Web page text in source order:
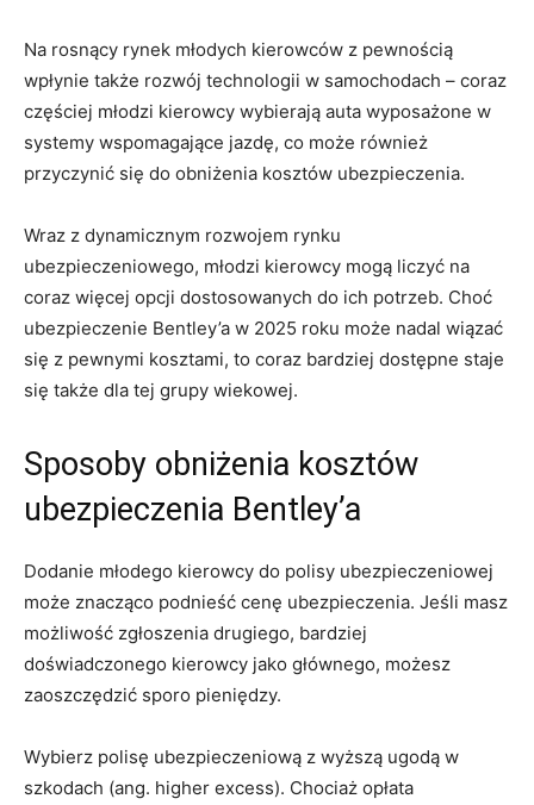
Na rosnący rynek młodych ​kierowców ‍z ⁣pewnością
wpłynie także rozwój technologii w samochodach –‍ coraz
częściej młodzi ​kierowcy wybierają⁢ auta wyposażone w
systemy wspomagające jazdę, co może ⁣również
przyczynić się do obniżenia‍ kosztów​ ubezpieczenia.
Wraz z dynamicznym rozwojem rynku⁤
ubezpieczeniowego, młodzi kierowcy mogą liczyć na
coraz więcej opcji⁢ dostosowanych⁣ do ich potrzeb. Choć
ubezpieczenie Bentley’a w ⁤2025 ⁢roku‍ może​ nadal wiązać
się z ‌pewnymi kosztami, to coraz ⁣bardziej dostępne staje
się także dla ⁣tej​ grupy wiekowej.
Sposoby ⁢obniżenia kosztów
ubezpieczenia Bentley’a
Dodanie młodego kierowcy do polisy ‌ubezpieczeniowej
⁢może znacząco podnieść⁤ cenę ubezpieczenia. Jeśli masz
⁢możliwość zgłoszenia drugiego, bardziej
doświadczonego kierowcy jako głównego, możesz⁣
zaoszczędzić sporo ⁢pieniędzy.
Wybierz polisę ubezpieczeniową z wyższą ugodą ‌w
szkodach (ang. higher⁤ excess). Chociaż opłata ​